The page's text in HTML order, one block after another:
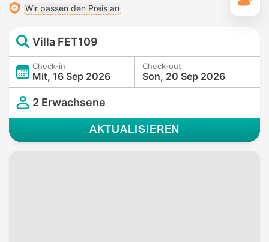
Wir passen den Preis an
Villa FET109
Check-in
Mit, 16 Sep 2026
Check-out
Son, 20 Sep 2026
2 Erwachsene
AKTUALISIEREN